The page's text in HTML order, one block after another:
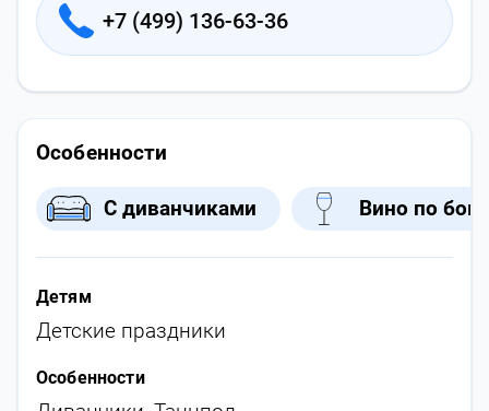
+7 (499) 136-63-36
Особенности
С диванчиками Вино по
Детям
Детские праздники
Особенности